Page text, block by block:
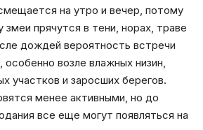
на утро и вечер, потому
прячутся в тени, норах, траве
дождей вероятность встречи
возле влажных низин,
участков и заросших берегов.
менее активными, но до
все еще могут появляться на